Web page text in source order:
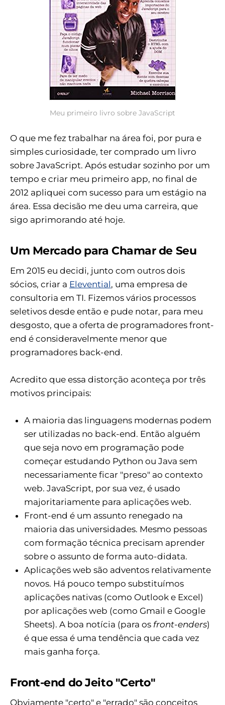
Meu primeiro livro sobre JavaScript
O que me fez trabalhar na área foi, por pura e
simples curiosidade, ter comprado um livro
sobre JavaScript. Após estudar sozinho por um
tempo e criar meu primeiro app, no final de
2012 apliquei com sucesso para um estágio na
área. Essa decisão me deu uma carreira, que
sigo aprimorando até hoje.
Um Mercado para Chamar de Seu
Em 2015 eu decidi, junto com outros dois
sócios, criar a Elevential, uma empresa de
consultoria em TI. Fizemos vários processos
seletivos desde então e pude notar, para meu
desgosto, que a oferta de programadores front-
end é consideravelmente menor que
programadores back-end.
Acredito que essa distorção aconteça por três
motivos principais:
A maioria das linguagens modernas podem
ser utilizadas no back-end. Então alguém
que seja novo em programação pode
começar estudando Python ou Java sem
necessariamente ficar "preso" ao contexto
web. JavaScript, por sua vez, é usado
majoritariamente para aplicações web.
Front-end é um assunto renegado na
maioria das universidades. Mesmo pessoas
com formação técnica precisam aprender
sobre o assunto de forma auto-didata.
Aplicações web são adventos relativamente
novos. Há pouco tempo substituímos
aplicações nativas (como Outlook e Excel)
por aplicações web (como Gmail e Google
Sheets). A boa notícia (para os front-enders)
é que essa é uma tendência que cada vez
mais ganha força.
Front-end do Jeito "Certo"
Obviamente "certo" e "errado" são conceitos